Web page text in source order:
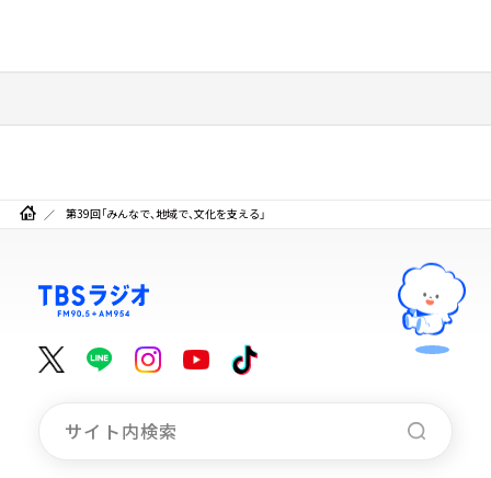
第39回「みんなで、地域で、文化を支える」